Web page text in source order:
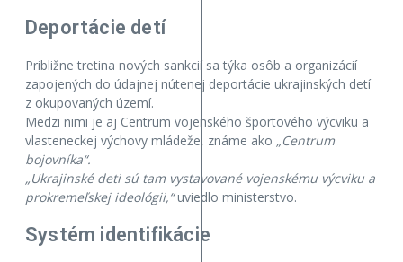
Deportácie detí
Približne tretina nových sankcií sa týka osôb a organizácií
zapojených do údajnej nútenej deportácie ukrajinských detí
z okupovaných území.
Medzi nimi je aj Centrum vojenského športového výcviku a
vlasteneckej výchovy mládeže, známe ako „Centrum
bojovníka“.
„Ukrajinské deti sú tam vystavované vojenskému výcviku a
prokremeľskej ideológii,“uviedlo ministerstvo.
Systém identifikácie